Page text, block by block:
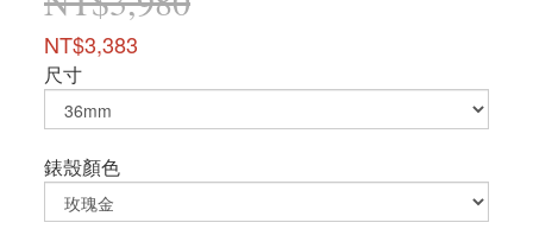
NT$3,383
尺寸
錶殼顏色